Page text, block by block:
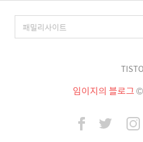
임이지의 블로그